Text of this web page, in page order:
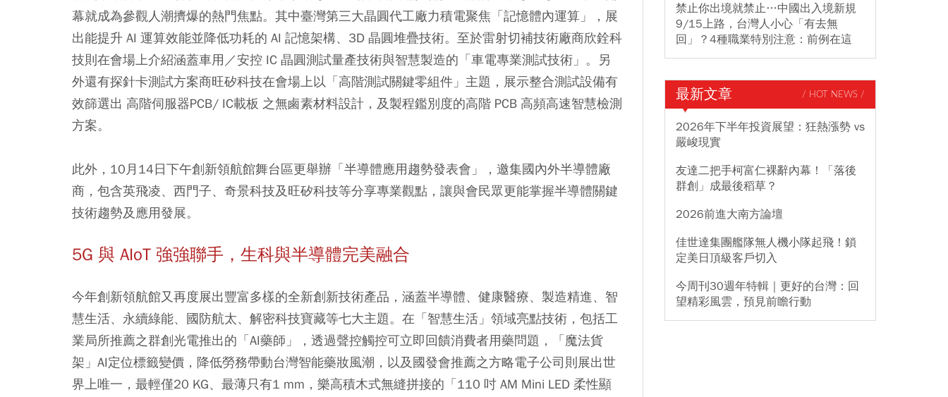
幕就成為參觀人潮擠爆的熱門焦點。其中臺灣第三大晶圓代工廠力積電聚焦「記憶體內運算」，展
出能提升 AI 運算效能並降低功耗的 AI 記憶架構、3D 晶圓堆疊技術。至於雷射切補技術廠商欣銓科
技則在會場上介紹涵蓋車用／安控 IC 晶圓測試量產技術與智慧製造的「車電專業測試技術」。另
外還有探針卡測試方案商旺矽科技在會場上以「高階測試關鍵零組件」主題，展示整合測試設備有
效篩選出 高階伺服器PCB/ IC載板 之無鹵素材料設計，及製程鑑別度的高階 PCB 高頻高速智慧檢測
方案。
此外，10月14日下午創新領航館舞台區更舉辦「半導體應用趨勢發表會」，邀集國內外半導體廠
商，包含英飛凌、西門子、奇景科技及旺矽科技等分享專業觀點，讓與會民眾更能掌握半導體關鍵
技術趨勢及應用發展。
5G 與 AIoT 強強聯手，生科與半導體完美融合
今年創新領航館又再度展出豐富多樣的全新創新技術產品，涵蓋半導體、健康醫療、製造精進、智
慧生活、永續綠能、國防航太、解密科技寶藏等七大主題。在「智慧生活」領域亮點技術，包括工
業局所推薦之群創光電推出的「AI藥師」，透過聲控觸控可立即回饋消費者用藥問題，「魔法貨
架」AI定位標籤變價，降低勞務帶動台灣智能藥妝風潮，以及國發會推薦之方略電子公司則展出世
界上唯一，最輕僅20 KG、最薄只有1 mm，樂高積木式無縫拼接的「110 吋 AM Mini LED 柔性顯
禁止你出境就禁止…中國出入境新規
9/15上路，台灣人小心「有去無
回」？4種職業特別注意：前例在這
最新文章 / HOT NEWS /
2026年下半年投資展望：狂熱漲勢 vs
嚴峻現實
友達二把手柯富仁裸辭內幕！「落後
群創」成最後稻草？
2026前進大南方論壇
佳世達集團艦隊無人機小隊起飛！鎖
定美日頂級客戶切入
今周刊30週年特輯｜更好的台灣：回
望精彩風雲，預見前瞻行動